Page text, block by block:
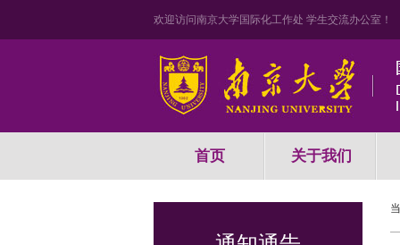
欢迎访问南京大学国际化工作处 学生交流办公室！
首页 关于我们